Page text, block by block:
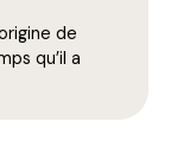
de
qu’il a